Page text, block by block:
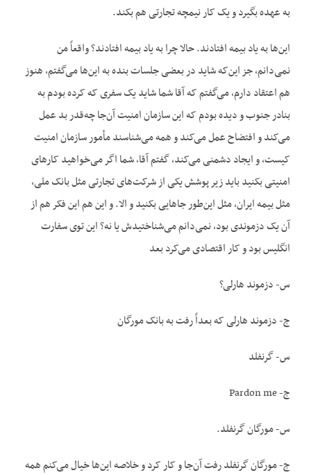
به عهده بگیرد و یک کار نیمچه تجارتی هم بکند.
این‌ها به یاد بیمه افتادند. حالا چرا به یاد بیمه افتادند؟ واقعاً من
نمی‌دانم، جز این‌که شاید در بعضی جلسات بنده به این‌ها می‌گفتم، هنوز
هم اعتقاد دارم، می‌گفتم که آقا شما شاید یک سفری که کرده بودم به
بنادر جنوب و دیده بودم که این سازمان امنیت آن‌جا چه‌قدر بد عمل
می‌کند و افتضاح عمل می‌کند و همه می‌شناسند مأمور سازمان امنیت
کیست، و ایجاد دشمنی می‌کند، گفتم آقا، شما اگر می‌خواهید کارهای
امنیتی بکنید باید زیر پوشش یکی از شرکت‌های تجارتی مثل بانک ملی،
مثل بیمه ایران، مثل این‌طور جاهایی بکنید و الا. و این هم این فکر هم از
آن یک دزموندی بود، نمی‌دانم می‌شناختیدش یا نه؟ این توی سفارت
انگلیس بود و کار اقتصادی می‌کرد بعد
س- دزموند هارلی؟
ج- دزموند هارلی که بعداً رفت به بانک مورگان
س- گرنفلد
ج- Pardon me
س- مورگان گرنفلد.
ج- مورگان گرنفلد رفت آن‌جا و کار کرد و خلاصه این‌ها خیال می‌کنم همه